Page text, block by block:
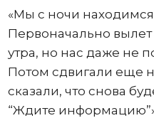
«Мы с ночи находимся
Первоначально вылет
утра, но нас даже не
Потом сдвигали еще
сказали, что снова
“Ждите